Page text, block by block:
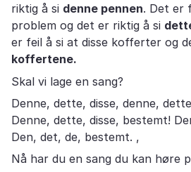
riktig å si denne pennen. Det er
problem og det er riktig å si
er feil å si at disse kofferter og
koffertene.
Skal vi lage en sang?
Denne, dette, disse, denne,
Denne, dette, disse, bestemt!
Den, det, de, bestemt. ,
Nå har du en sang du kan høre